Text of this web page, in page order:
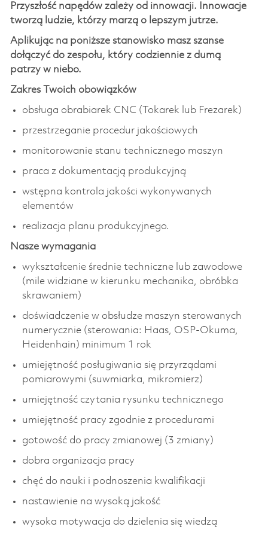
Przyszłość napędów zależy od innowacji. Innowacje
tworzą ludzie, którzy marzą o lepszym jutrze.
Aplikując na poniższe stanowisko masz szanse
dołączyć do zespołu, który codziennie z dumą
patrzy w niebo.
Zakres Twoich obowiązków
obsługa obrabiarek CNC (Tokarek lub Frezarek)
przestrzeganie procedur jakościowych
monitorowanie stanu technicznego maszyn
praca z dokumentacją produkcyjną
wstępna kontrola jakości wykonywanych
elementów
realizacja planu produkcyjnego.
Nasze wymagania
wykształcenie średnie techniczne lub zawodowe
(mile widziane w kierunku mechanika, obróbka
skrawaniem)
doświadczenie w obsłudze maszyn sterowanych
numerycznie (sterowania: Haas, OSP-Okuma,
Heidenhain) minimum 1 rok
umiejętność posługiwania się przyrządami
pomiarowymi (suwmiarka, mikromierz)
umiejętność czytania rysunku technicznego
umiejętność pracy zgodnie z procedurami
gotowość do pracy zmianowej (3 zmiany)
dobra organizacja pracy
chęć do nauki i podnoszenia kwalifikacji
nastawienie na wysoką jakość
wysoka motywacja do dzielenia się wiedzą